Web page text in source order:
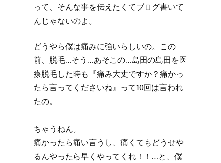
って、そんな事を伝えたくてブログ書いて
んじゃないのよ。
どうやら僕は痛みに強いらしいの。この
前、脱毛…そう…あそこの…島田の島田を医
療脱毛した時も『痛み大丈ですか？痛かっ
たら言ってくださいね』って10回は言われ
たの。
ちゃうねん。
痛かったら痛い言うし、痛くてもどうせや
るんやったら早くやってくれ！！…と、僕